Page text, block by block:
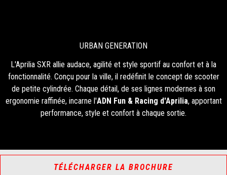
URBAN GENERATION
L'Aprilia SXR allie audace, agilité et style sportif au confort et à la
fonctionnalité. Conçu pour la ville, il redéfinit le concept de scooter
de petite cylindrée. Chaque détail, de ses lignes modernes à son
ergonomie raffinée, incarne l'ADN Fun & Racing d'Aprilia, apportant
performance, style et confort à chaque sortie.
TÉLÉCHARGER LA BROCHURE